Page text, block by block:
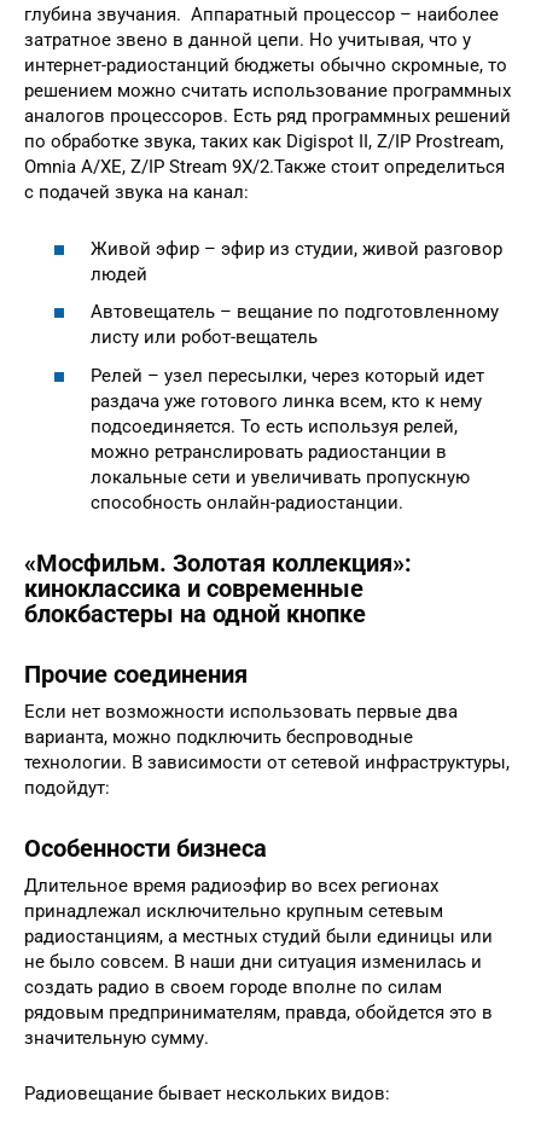
глубина звучания. Аппаратный процессор – наиболее
затратное звено в данной цепи. Но учитывая, что у
интернет-радиостанций бюджеты обычно скромные, то
решением можно считать использование программных
аналогов процессоров. Есть ряд программных решений
по обработке звука, таких как Digispot II, Z/IP Prostream,
Omnia A/XE, Z/IP Stream 9X/2.Также стоит определиться
с подачей звука на канал:
Живой эфир – эфир из студии, живой разговор
людей
Автовещатель – вещание по подготовленному
листу или робот-вещатель
Релей – узел пересылки, через который идет
раздача уже готового линка всем, кто к нему
подсоединяется. То есть используя релей,
можно ретранслировать радиостанции в
локальные сети и увеличивать пропускную
способность онлайн-радиостанции.
«Мосфильм. Золотая коллекция»:
киноклассика и современные
блокбастеры на одной кнопке
Прочие соединения
Если нет возможности использовать первые два
варианта, можно подключить беспроводные
технологии. В зависимости от сетевой инфраструктуры,
подойдут:
Особенности бизнеса
Длительное время радиоэфир во всех регионах
принадлежал исключительно крупным сетевым
радиостанциям, а местных студий были единицы или
не было совсем. В наши дни ситуация изменилась и
создать радио в своем городе вполне по силам
рядовым предпринимателям, правда, обойдется это в
значительную сумму.
Радиовещание бывает нескольких видов: